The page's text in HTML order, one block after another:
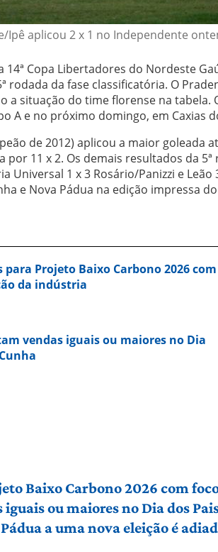
Ipê aplicou 2 x 1 no Independente
14ª Copa Libertadores do Nordeste
rodada da fase classificatória. O
a situação do time florense na
A e no próximo domingo, em Caxias
de 2012) aplicou a maior goleada
por 11 x 2. Os demais resultados da 5ª
Universal 1 x 3 Rosário/Panizzi e
e Nova Pádua na edição impressa
para Projeto Baixo Carbono 2026 com
da indústria
vendas iguais ou maiores no Dia
Baixo Carbono 2026 com
ou maiores no Dia dos
a uma nova eleição é